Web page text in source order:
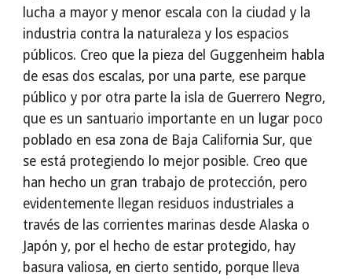
lucha a mayor y menor escala con la ciudad y la
industria contra la naturaleza y los espacios
públicos. Creo que la pieza del Guggenheim habla
de esas dos escalas, por una parte, ese parque
público y por otra parte la isla de Guerrero Negro,
que es un santuario importante en un lugar poco
poblado en esa zona de Baja California Sur, que
se está protegiendo lo mejor posible. Creo que
han hecho un gran trabajo de protección, pero
evidentemente llegan residuos industriales a
través de las corrientes marinas desde Alaska o
Japón y, por el hecho de estar protegido, hay
basura valiosa, en cierto sentido, porque lleva